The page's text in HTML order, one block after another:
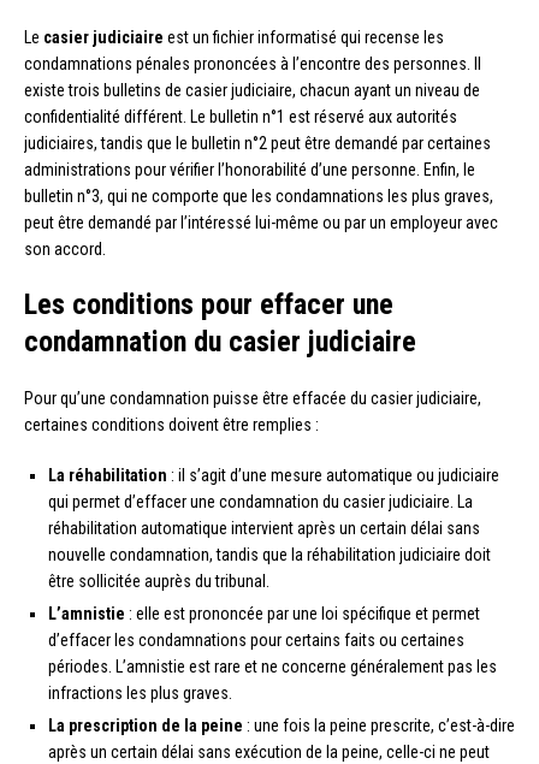
Le casier judiciaire est un fichier informatisé qui recense les
condamnations pénales prononcées à l’encontre des personnes. Il
existe trois bulletins de casier judiciaire, chacun ayant un niveau de
confidentialité différent. Le bulletin n°1 est réservé aux autorités
judiciaires, tandis que le bulletin n°2 peut être demandé par certaines
administrations pour vérifier l’honorabilité d’une personne. Enfin, le
bulletin n°3, qui ne comporte que les condamnations les plus graves,
peut être demandé par l’intéressé lui-même ou par un employeur avec
son accord.
Les conditions pour effacer une
condamnation du casier judiciaire
Pour qu’une condamnation puisse être effacée du casier judiciaire,
certaines conditions doivent être remplies :
La réhabilitation : il s’agit d’une mesure automatique ou judiciaire
qui permet d’effacer une condamnation du casier judiciaire. La
réhabilitation automatique intervient après un certain délai sans
nouvelle condamnation, tandis que la réhabilitation judiciaire doit
être sollicitée auprès du tribunal.
L’amnistie : elle est prononcée par une loi spécifique et permet
d’effacer les condamnations pour certains faits ou certaines
périodes. L’amnistie est rare et ne concerne généralement pas les
infractions les plus graves.
La prescription de la peine : une fois la peine prescrite, c’est-à-dire
après un certain délai sans exécution de la peine, celle-ci ne peut